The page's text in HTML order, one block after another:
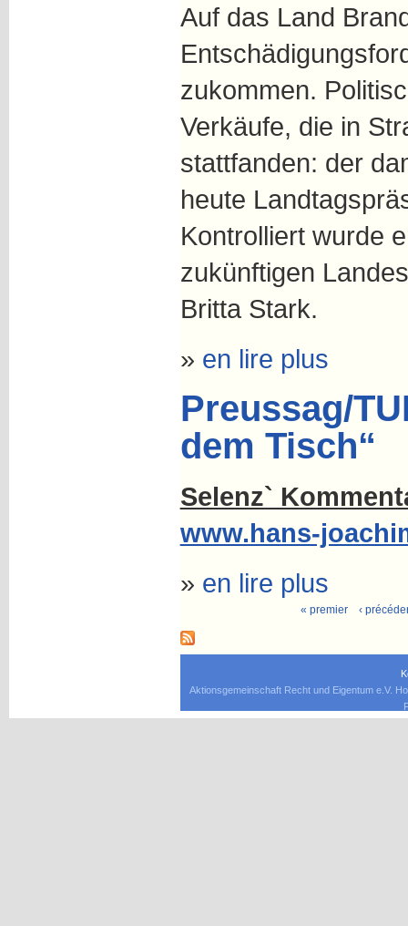
Auf das Land
zukommen.
Verkäufe, die in
stattfanden: der
heute
Kontrolliert wurde
zukünftigen
Britta Stark.
» en lire plus
Preussag/
dem Tisch“
Selenz`
www.hans-
» en lire plus
« premier ‹
Aktionsgemeinschaft Recht und Eigentum e.V.